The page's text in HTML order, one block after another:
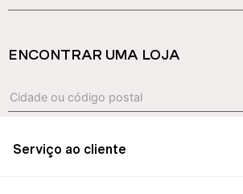
ENCONTRAR UMA LOJA
Serviço ao cliente